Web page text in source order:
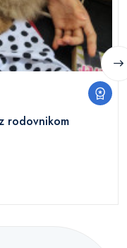
rodovnikom